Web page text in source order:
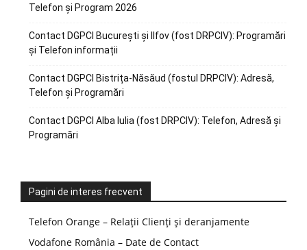
Telefon și Program 2026
Contact DGPCI București și Ilfov (fost DRPCIV): Programări
și Telefon informații
Contact DGPCI Bistrița-Năsăud (fostul DRPCIV): Adresă,
Telefon și Programări
Contact DGPCI Alba Iulia (fost DRPCIV): Telefon, Adresă și
Programări
Pagini de interes frecvent
Telefon Orange – Relații Clienți și deranjamente
Vodafone România – Date de Contact